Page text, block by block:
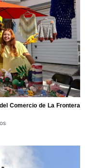
Comercio de La Frontera